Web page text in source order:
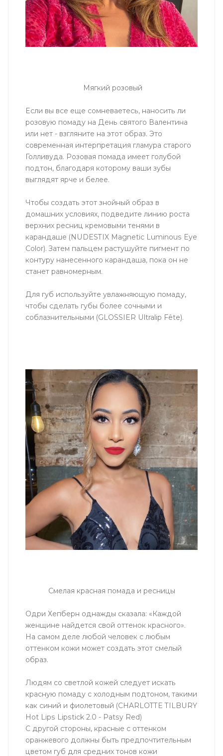
Мягкий розовый
Если вы все еще сомневаетесь, наносить ли
розовую помаду на День святого Валентина
или нет - взгляните на этот образ. Это
современная интерпретация гламура старого
Голливуда. Розовая помада имеет голубой
подтон, благодаря которому ваши зубы
выглядят ярче и белее.
Чтобы создать этот знойный образ в
домашних условиях, подведите линию роста
верхних ресниц кремовыми тенями в
карандаше (NUDESTIX Magnetic Luminous Eye
Color). Затем пальцем растушуйте пигмент по
контуру нанесенного карандаша, пока он не
станет равномерным.
Для губ используйте увлажняющую помаду,
чтобы сделать губы более сочными и
соблазнительными (GLOSSIER Ultralip Fête).
Смелая красная помада и ресницы
Одри Хепберн однажды сказала: «Каждой
женщине найдется свой оттенок красного».
На самом деле любой человек с любым
оттенком кожи может создать этот смелый
образ.
Людям со светлой кожей следует искать
красную помаду с холодным подтоном, такими
как синий и фиолетовый (CHARLOTTE TILBURY
Hot Lips Lipstick 2.0 - Patsy Red)
С другой стороны, красные с оттенком
оранжевого должны быть предпочтительным
цветом губ для средних тонов кожи